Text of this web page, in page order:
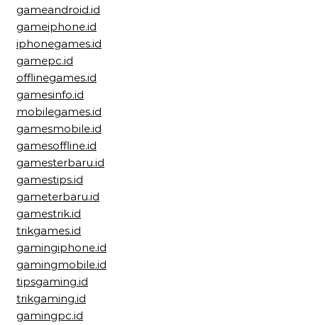
gameandroid.id
gameiphone.id
iphonegames.id
gamepc.id
offlinegames.id
gamesinfo.id
mobilegames.id
gamesmobile.id
gamesoffline.id
gamesterbaru.id
gamestips.id
gameterbaru.id
gamestrik.id
trikgames.id
gamingiphone.id
gamingmobile.id
tipsgaming.id
trikgaming.id
gamingpc.id